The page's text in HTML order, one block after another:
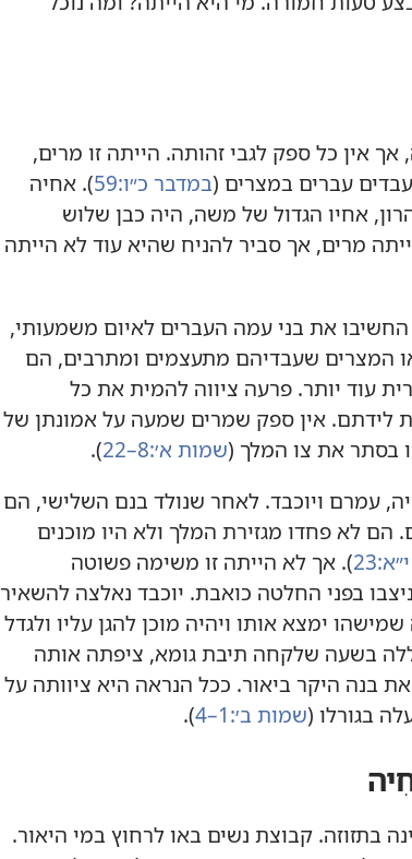
אין כל ספק לגבי זהותה.‏ הייתה זו מרים,‏
עברים במצרים (‏במדבר כ״ו:‏59
‏)‏.‏ אחיה
אחיו הגדול של משה,‏ היה כבן שלוש
מרים,‏ אך סביר להניח שהיא עוד לא הייתה
את בני עמה העברים לאיום משמעותי,‏
המצרים שעבדיהם מתעצמים ומתרבים,‏ הם
עוד יותר.‏ פרעה ציווה להמית את כל
לידתם.‏ אין ספק שמרים שמעה על אמונתן של
בסתר את צו המלך (‏שמות א׳:‏8–22
‏)‏.‏
עמרם ויוכבד.‏ לאחר שנולד בנם השלישי,‏ הם
לא פחדו מגזירת המלך ולא היו מוכנים
‏)‏.‏ אך לא הייתה זו משימה פשוטה
בפני החלטה כואבת.‏ יוכבד נאלצה להשאיר
ימצא אותו ויהיה מוכן להגן עליו ולגדל
בשעה שלקחה תיבת גומא,‏ ציפתה אותה
בנה היקר ביאור.‏ ככל הנראה היא ציוותה על
בגורלו (‏שמות ב׳:‏1–4 ‏)‏.‏
בתזוזה.‏ קבוצת נשים באו לרחוץ במי היאור.‏